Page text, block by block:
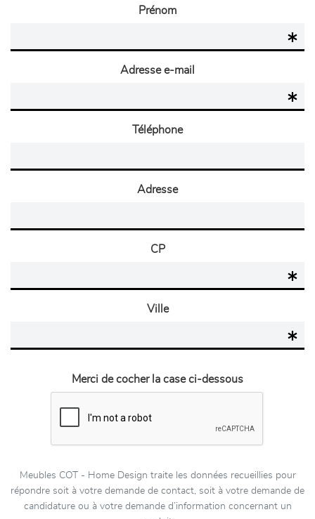
Prénom
Adresse e-mail
Téléphone
Adresse
CP
Ville
Merci de cocher la case ci-dessous
Meubles COT - Home Design traite les données recueillies pour
répondre soit à votre demande de contact, soit à votre demande de
candidature ou à votre demande d’information concernant un